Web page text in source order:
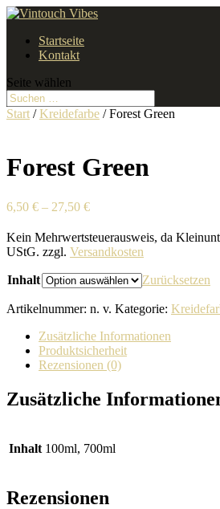
Startseite
Kontakt
Seite wählen
Start /Kreidefarbe / Forest Green
Forest Green
6,50 € – 27,50 €
Kein Mehrwertsteuerausweis, da
UStG. zzgl. Versandkosten
Inhalt Zurücksetzen
Artikelnummer: n. v. Kategorie:
Zusätzliche Informationen
Produktsicherheit
Rezensionen (0)
Zusätzliche
Inhalt 100ml, 700ml
Rezensionen